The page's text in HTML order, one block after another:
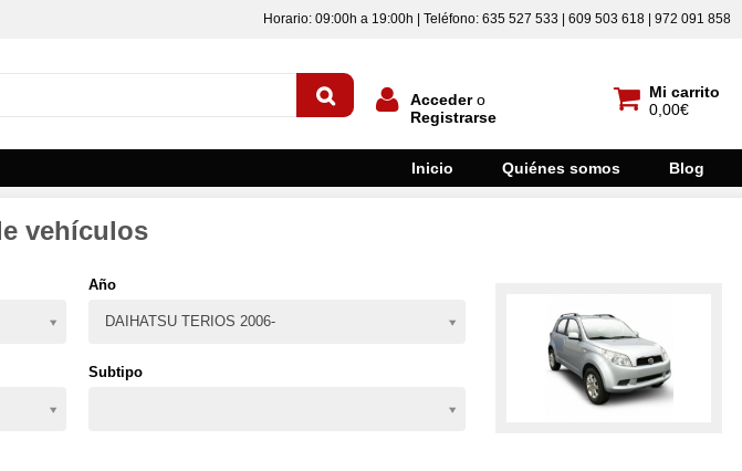
Horario: 09:00h a 19:00h | Teléfono: 635 527 533 | 609 503 618 | 972 091 858
Mi carrito
0,00€
Accedero
Registrarse
Inicio Quiénes somos Blog
vehículos
Año
DAIHATSU TERIOS 2006-
Subtipo